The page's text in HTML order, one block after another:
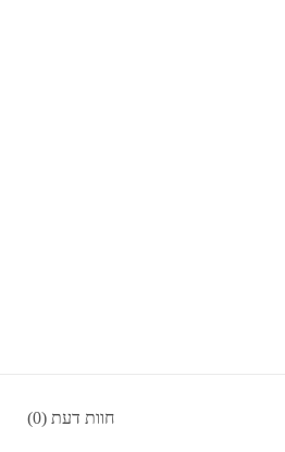
חוות דעת (0)